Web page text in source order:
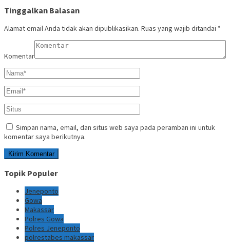
Tinggalkan Balasan
Alamat email Anda tidak akan dipublikasikan. Ruas yang wajib ditandai *
Komentar
Simpan nama, email, dan situs web saya pada peramban ini untuk
komentar saya berikutnya.
Topik Populer
Jeneponto
Gowa
Makassar
Polres Gowa
Polres Jeneponto
polrestabes makassar